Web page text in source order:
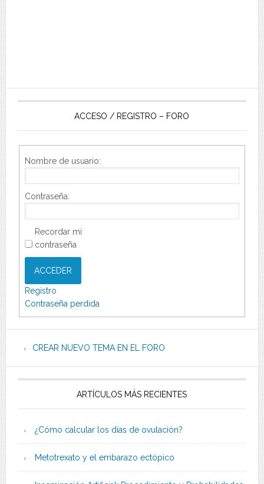
ACCESO / REGISTRO – FORO
Nombre de usuario:
Contraseña:
Recordar mi
contraseña
ACCEDER
Registro
Contraseña perdida
CREAR NUEVO TEMA EN EL FORO
ARTÍCULOS MÁS RECIENTES
¿Cómo calcular los días de ovulación?
Metotrexato y el embarazo ectópico